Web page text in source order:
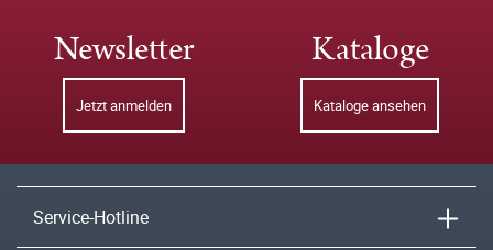
Newsletter
Jetzt anmelden
Kataloge
Kataloge ansehen
Service-Hotline